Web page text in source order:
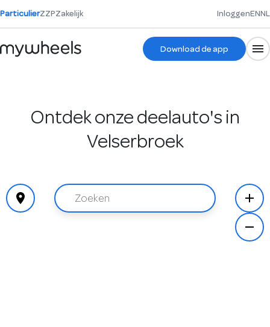
ParticulierZZPZakelijk InloggenENNL
Download de app
Ontdek onze deelauto's in
Velserbroek